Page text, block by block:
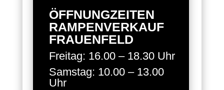
ÖFFNUNGZEITEN
RAMPENVERKAUF
FRAUENFELD
Freitag: 16.00 – 18.30 Uhr
Samstag: 10.00 – 13.00
Uhr